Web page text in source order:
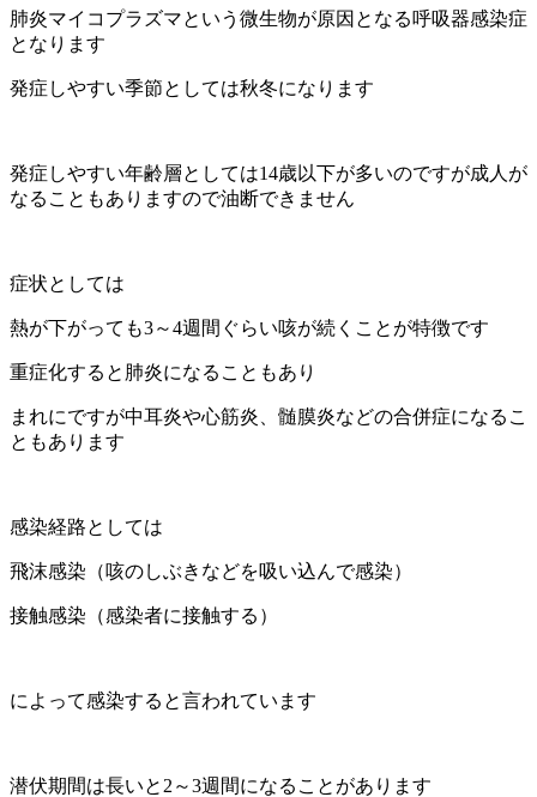
肺炎マイコプラズマという微生物が原因となる呼吸器感染症
となります
発症しやすい季節としては秋冬になります
発症しやすい年齢層としては14歳以下が多いのですが成人が
なることもありますので油断できません
症状としては
熱が下がっても3～4週間ぐらい咳が続くことが特徴です
重症化すると肺炎になることもあり
まれにですが中耳炎や心筋炎、髄膜炎などの合併症になるこ
ともあります
感染経路としては
飛沫感染（咳のしぶきなどを吸い込んで感染）
接触感染（感染者に接触する）
によって感染すると言われています
潜伏期間は長いと2～3週間になることがあります